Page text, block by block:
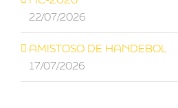
22/07/2026
AMISTOSO DE HANDEBOL
17/07/2026